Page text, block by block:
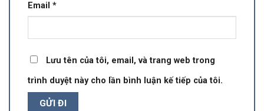
Email *
Lưu tên của tôi, email, và trang web trong
trình duyệt này cho lần bình luận kế tiếp của tôi.